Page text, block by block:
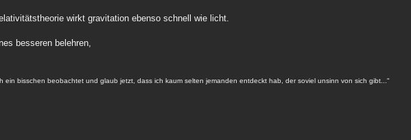
wirkt gravitation ebenso schnell wie licht.
besseren belehren,
ein bisschen beobachtet und glaub jetzt, dass ich kaum selten jemanden entdeckt hab, der soviel unsinn von sich gibt..."